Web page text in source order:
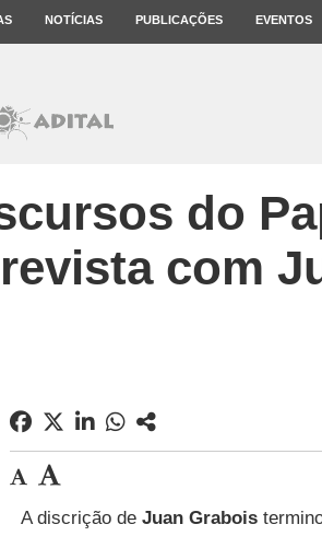
NOTÍCIAS PUBLICAÇÕES EVENTOS
do
com
A discrição de Juan Grabois